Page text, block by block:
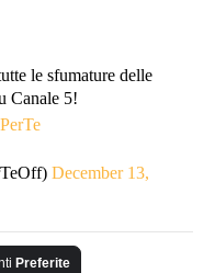
le sfumature delle
Canale 5!
December 13,
Preferite